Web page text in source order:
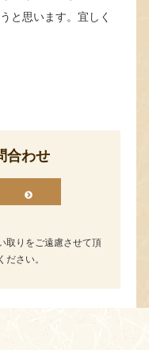
と思います。宜しく
合わせ
取りをご遠慮させて頂
さい。